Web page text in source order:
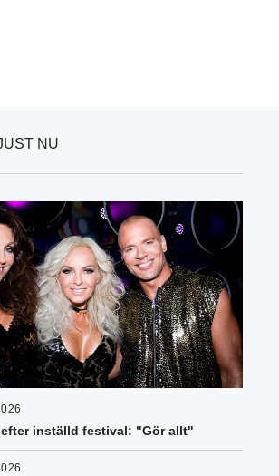
NU
inställd festival: "Gör allt"